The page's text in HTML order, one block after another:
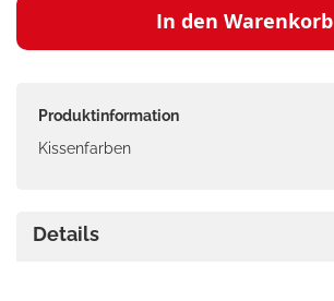
In den Warenkorb
Produktinformation
Kissenfarben
Details